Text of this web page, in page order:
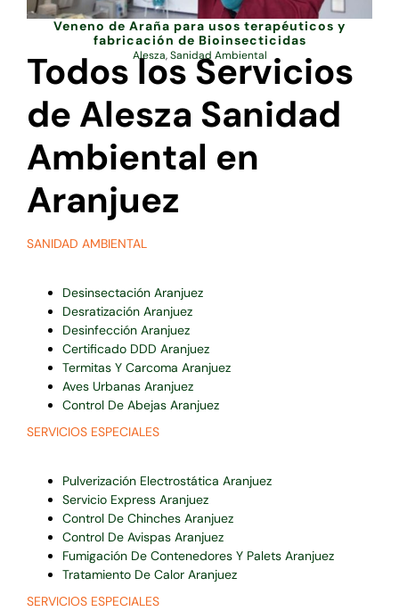
Veneno de Araña para usos terapéuticos y
fabricación de Bioinsecticidas
Alesza,Sanidad Ambiental
Todos los Servicios
de Alesza Sanidad
Ambiental en
Aranjuez
SANIDAD AMBIENTAL
Desinsectación Aranjuez
Desratización Aranjuez
Desinfección Aranjuez
Certificado DDD Aranjuez
Termitas Y Carcoma Aranjuez
Aves Urbanas Aranjuez
Control De Abejas Aranjuez
SERVICIOS ESPECIALES
Pulverización Electrostática Aranjuez
Servicio Express Aranjuez
Control De Chinches Aranjuez
Control De Avispas Aranjuez
Fumigación De Contenedores Y Palets Aranjuez
Tratamiento De Calor Aranjuez
SERVICIOS ESPECIALES